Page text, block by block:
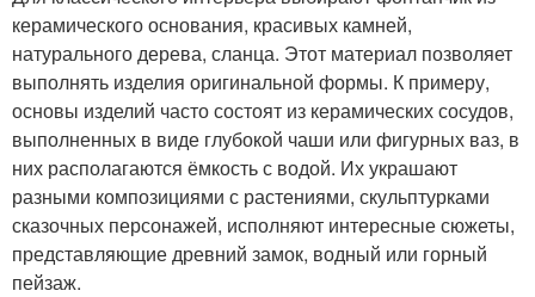
керамического основания, красивых камней,
натурального дерева, сланца. Этот материал позволяет
выполнять изделия оригинальной формы. К примеру,
основы изделий часто состоят из керамических сосудов,
выполненных в виде глубокой чаши или фигурных ваз, в
них располагаются ёмкость с водой. Их украшают
разными композициями с растениями, скульптурками
сказочных персонажей, исполняют интересные сюжеты,
представляющие древний замок, водный или горный
пейзаж.